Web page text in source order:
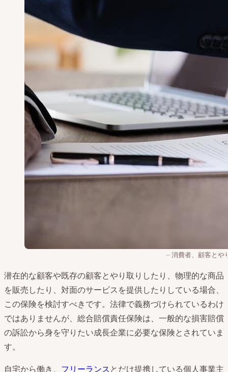
消費者、顧客とや
潜在的な顧客や既存の顧客とやり取りしたり、物理的な商品
を販売したり、対面のサービスを提供したりしている場合、
この保険を検討すべきです。法律で義務づけられているわけ
ではありませんが、総合賠償責任保険は、一般的な損害賠償
の訴訟から身を守りたい成長企業に必要な保険とされていま
す。
自宅から働き、 フリーランスとだけ提携している個人事業主